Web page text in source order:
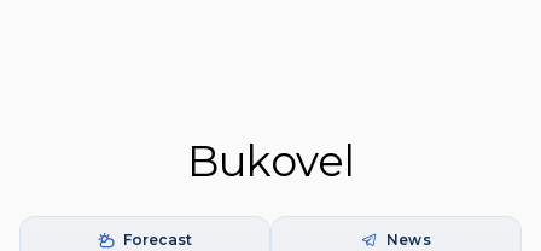
Bukovel
Forecast News